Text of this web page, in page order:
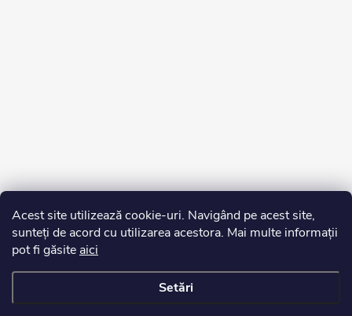
Acest site utilizează cookie-uri. Navigând pe acest site,
sunteți de acord cu utilizarea acestora. Mai multe informații
pot fi găsite aici
Setări